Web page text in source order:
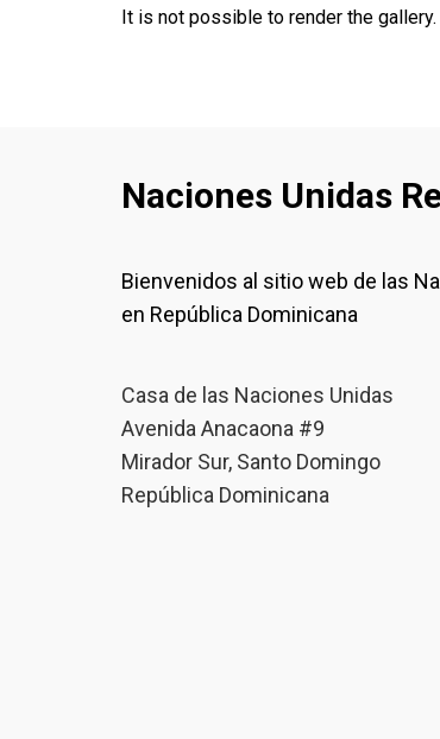
It is not possible to render the
Naciones Unidas
Bienvenidos al sitio web de las
en República Dominicana
Casa de las Naciones Unidas
Avenida Anacaona #9
Mirador Sur, Santo Domingo
República Dominicana